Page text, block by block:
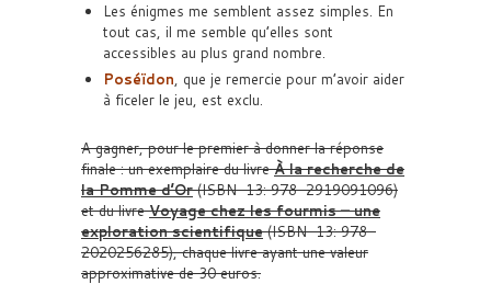
Les énigmes me semblent assez simples. En
tout cas, il me semble qu’elles sont
accessibles au plus grand nombre.
Poséïdon, que je remercie pour m’avoir aider
à ficeler le jeu, est exclu.
A gagner, pour le premier à donner la réponse
finale : un exemplaire du livreÀ la recherche de
la Pomme d’Or(ISBN-13: 978-2919091096)
et du livreVoyage chez les fourmis – une
exploration scientifique(ISBN-13: 978-
2020256285), chaque livre ayant une valeur
approximative de 30 euros.